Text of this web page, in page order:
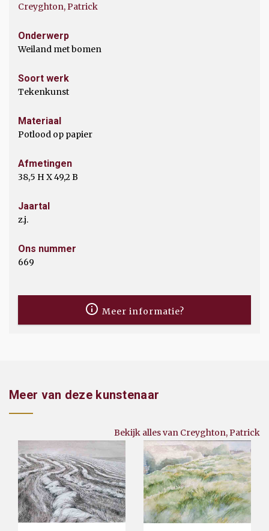
Creyghton, Patrick
Onderwerp
Weiland met bomen
Soort werk
Tekenkunst
Materiaal
Potlood op papier
Afmetingen
38,5 H X 49,2 B
Jaartal
z.j.
Ons nummer
669
Meer informatie?
Meer van deze kunstenaar
Bekijk alles van Creyghton, Patrick